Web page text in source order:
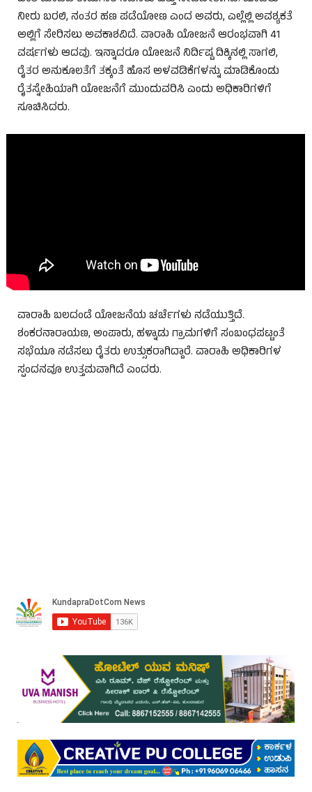
ನೀರು ಬರಲಿ, ನಂತರ ಹಣ ಪಡೆಯೋಣ ಎಂದ ಅವರು, ಎಲ್ಲೆಲ್ಲಿ ಅವಶ್ಯಕತೆ
ಅಲ್ಲಿಗೆ ಸೇರಿಸಲು ಅವಕಾಶವಿದೆ. ವಾರಾಹಿ ಯೋಜನೆ ಆರಂಭವಾಗಿ 41
ವರ್ಷಗಳು ಆದವು. ಇನ್ನಾದರೂ ಯೋಜನೆ ನಿರ್ದಿಷ್ಟ ದಿಕ್ಕಿನಲ್ಲಿ ಸಾಗಲಿ,
ರೈತರ ಅನುಕೂಲತೆಗೆ ತಕ್ಕಂತೆ ಹೊಸ ಅಳವಡಿಕೆಗಳನ್ನು ಮಾಡಿಕೊಂಡು
ರೈತಸ್ನೇಹಿಯಾಗಿ ಯೋಜನೆಗೆ ಮುಂದುವರಿಸಿ ಎಂದು ಅಧಿಕಾರಿಗಳಿಗೆ
ಸೂಚಿಸಿದರು.
ವಾರಾಹಿ ಬಲದಂಡೆ ಯೋಜನೆಯ ಚರ್ಚೆಗಳು ನಡೆಯುತ್ತಿದೆ.
ಶಂಕರನಾರಾಯಣ, ಅಂಪಾರು, ಹಳ್ನಾಡು ಗ್ರಾಮಗಳಿಗೆ ಸಂಬಂಧಪಟ್ಟಂತೆ
ಸಭೆಯೂ ನಡೆಸಲು ರೈತರು ಉತ್ಸುಕರಾಗಿದ್ದಾರೆ. ವಾರಾಹಿ ಅಧಿಕಾರಿಗಳ
ಸ್ಪಂದನವೂ ಉತ್ತಮವಾಗಿದೆ ಎಂದರು.